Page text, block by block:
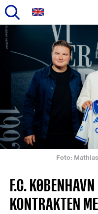
Gå
til
hovedindhold
Primær
navigation
Foto:
F.C.
KONTRAKTEN